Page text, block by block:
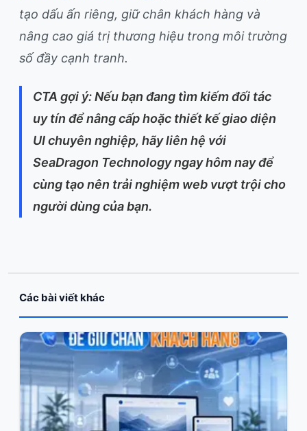
tạo dấu ấn riêng, giữ chân khách hàng và
nâng cao giá trị thương hiệu trong môi trường
số đầy cạnh tranh.
CTA gợi ý: Nếu bạn đang tìm kiếm đối tác
uy tín để nâng cấp hoặc thiết kế giao diện
UI chuyên nghiệp, hãy liên hệ với
SeaDragon Technology ngay hôm nay để
cùng tạo nên trải nghiệm web vượt trội cho
người dùng của bạn.
Các bài viết khác